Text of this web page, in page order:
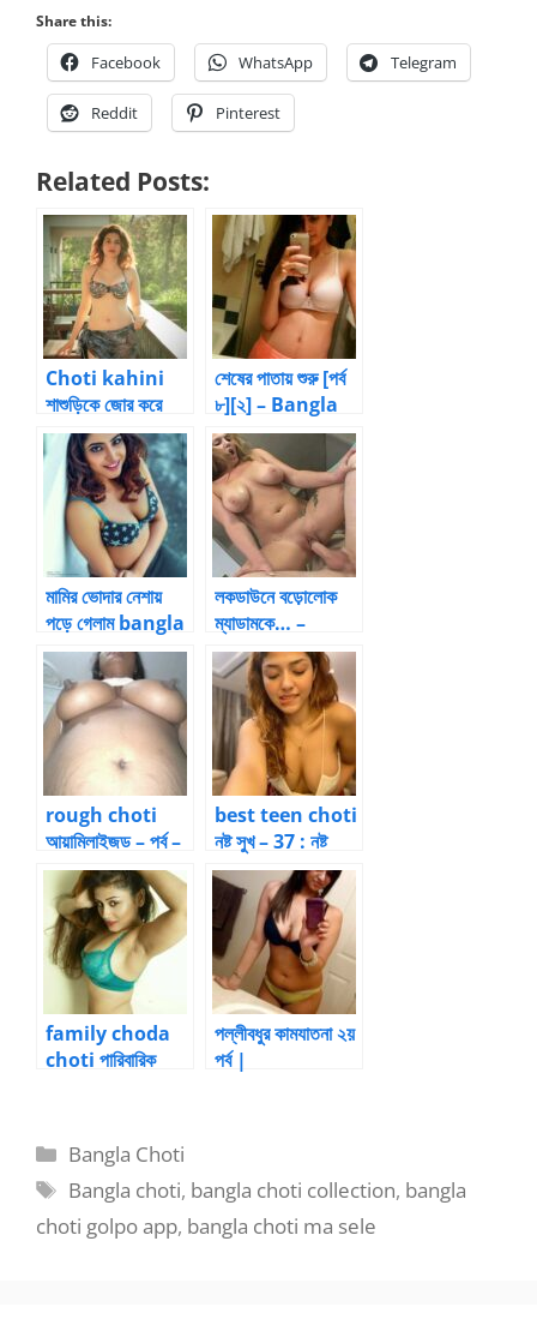
Share this:
Facebook WhatsApp Telegram
Reddit Pinterest
Related Posts:
Choti kahini
শাশুড়িকে জোর করে
বাঁড়া গুদে ঢোকানো
শেষের পাতায় শুরু [পর্ব
৮][২] – Bangla
Choti
Collections
মামির ভোদার নেশায়
পড়ে গেলাম bangla
choti mami
লকডাউনে বড়োলোক
ম্যাডামকে… –
ম্যাডামকে চুদার গল্প
rough choti
আয়ামিলাইজড – পর্ব –
18 by আয়ামিল
best teen choti
নষ্ট সুখ – 37 : নষ্ট
সুখের শেষ by
Baban
family choda
choti পারিবারিক
পল্লীবধুর কামযাতনা ২য়
পর্ব |
Categories
Bangla Choti
Tags
Bangla choti, bangla choti collection, bangla
choti golpo app, bangla choti ma sele